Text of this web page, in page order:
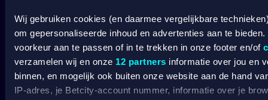
Wij gebruiken cookies (en daarmee vergelijkbare
om gepersonaliseerde inhoud en advertenties aan te
voorkeur aan te passen of in te trekken in onze footer en/of
verzamelen wij en onze 12 partners informatie over jou en
binnen, en mogelijk ook buiten onze website aan de hand
IP-adres, je Betcity-account nummer, informatie over je
Wedden op voetbal
Wedden op Eredivisie
Wedden op Ajax
Wedden op PSV
Wedden op Feyenoord